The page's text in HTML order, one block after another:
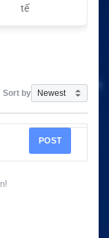
tế
Sort by
POST